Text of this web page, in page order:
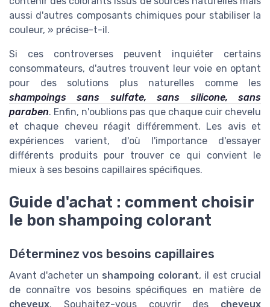
aussi d'autres composants chimiques pour stabiliser la
couleur, » précise-t-il.
Si ces controverses peuvent inquiéter certains
consommateurs, d'autres trouvent leur voie en optant
pour des solutions plus naturelles comme les
shampoings sans sulfate, sans silicone, sans
paraben. Enfin, n'oublions pas que chaque cuir chevelu
et chaque cheveu réagit différemment. Les avis et
expériences varient, d'où l'importance d'essayer
différents produits pour trouver ce qui convient le
mieux à ses besoins capillaires spécifiques.
Guide d'achat : comment choisir
le bon shampoing colorant
Déterminez vos besoins capillaires
Avant d'acheter un shampoing colorant, il est crucial
de connaître vos besoins spécifiques en matière de
cheveux. Souhaitez-vous couvrir des cheveux